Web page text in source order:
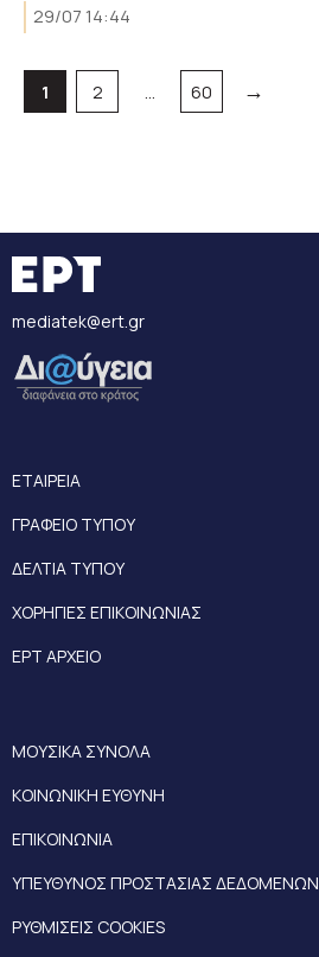
29/07 14:44
Σελίδα
1 Σελίδα
2 … Σελίδα
60 →
mediatek@ert.gr
ΕΤΑΙΡΕΙΑ
ΓΡΑΦΕΙΟ ΤΥΠΟΥ
ΔΕΛΤΙΑ ΤΥΠΟΥ
ΧΟΡΗΓΙΕΣ ΕΠΙΚΟΙΝΩΝΙΑΣ
ΕΡΤ ΑΡΧΕΙΟ
ΜΟΥΣΙΚΑ ΣΥΝΟΛΑ
ΚΟΙΝΩΝΙΚΗ ΕΥΘΥΝΗ
ΕΠΙΚΟΙΝΩΝΙΑ
ΥΠΕΥΘΥΝΟΣ ΠΡΟΣΤΑΣΙΑΣ ΔΕΔΟΜΕΝΩΝ
ΡΥΘΜΙΣΕΙΣ COOKIES